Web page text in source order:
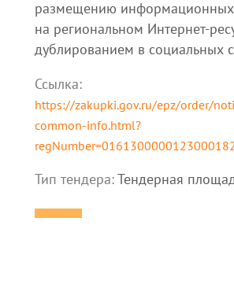
размещению информационных
на региональном Интернет-
дублированием в социальных
Ссылка:
https://zakupki.gov.ru/epz/order/
common-info.html?
regNumber=0161300000123000182
Тип тендера:Тендерная